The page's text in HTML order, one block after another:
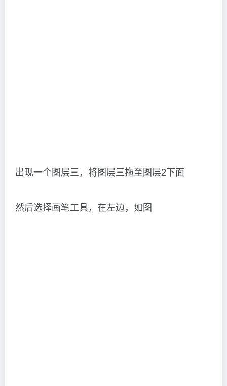
出现一个图层三，将图层三拖至图层2下面
然后选择画笔工具，在左边，如图